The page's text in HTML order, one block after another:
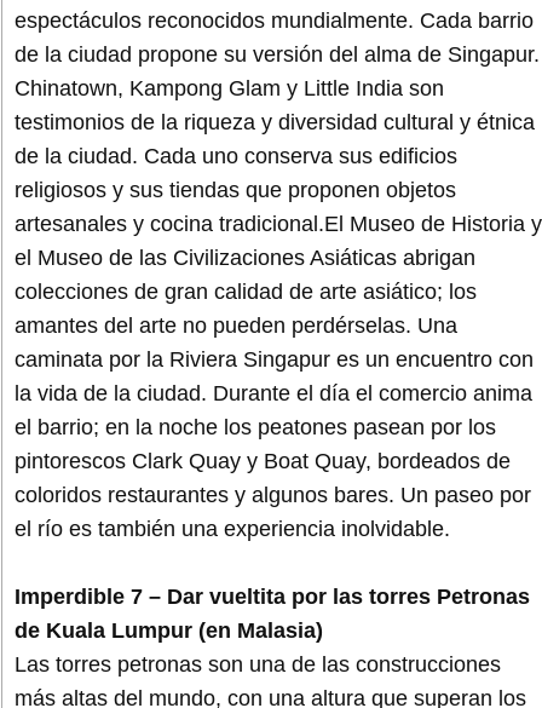
espectáculos reconocidos mundialmente. Cada barrio
de la ciudad propone su versión del alma de Singapur.
Chinatown, Kampong Glam y Little India son
testimonios de la riqueza y diversidad cultural y étnica
de la ciudad. Cada uno conserva sus edificios
religiosos y sus tiendas que proponen objetos
artesanales y cocina tradicional.El Museo de Historia y
el Museo de las Civilizaciones Asiáticas abrigan
colecciones de gran calidad de arte asiático; los
amantes del arte no pueden perdérselas. Una
caminata por la Riviera Singapur es un encuentro con
la vida de la ciudad. Durante el día el comercio anima
el barrio; en la noche los peatones pasean por los
pintorescos Clark Quay y Boat Quay, bordeados de
coloridos restaurantes y algunos bares. Un paseo por
el río es también una experiencia inolvidable.
Imperdible 7 – Dar vueltita por las torres Petronas
de Kuala Lumpur (en Malasia)
Las torres petronas son una de las construcciones
más altas del mundo, con una altura que superan los